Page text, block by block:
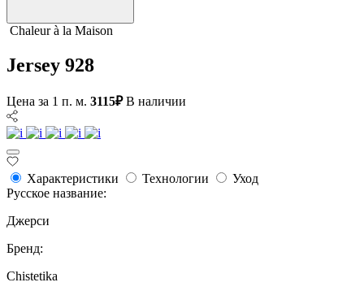
Сhaleur à la Maison
Jersey 928
Цена за 1 п. м. 3115₽ В наличии
Характеристики Технологии
Уход
Русское название:
Джерси
Бренд:
Chistetika